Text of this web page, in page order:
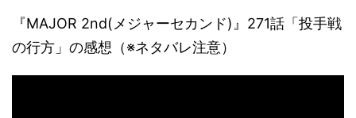
『MAJOR 2nd(メジャーセカンド)』271話「投手戦
の行方」の感想（※ネタバレ注意）